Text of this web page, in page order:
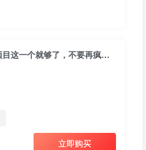
知识付费月入10个W的真相，做网创项目这一个就够了，不要再疯狂的找所谓的风口项目【揭秘】
立即购买